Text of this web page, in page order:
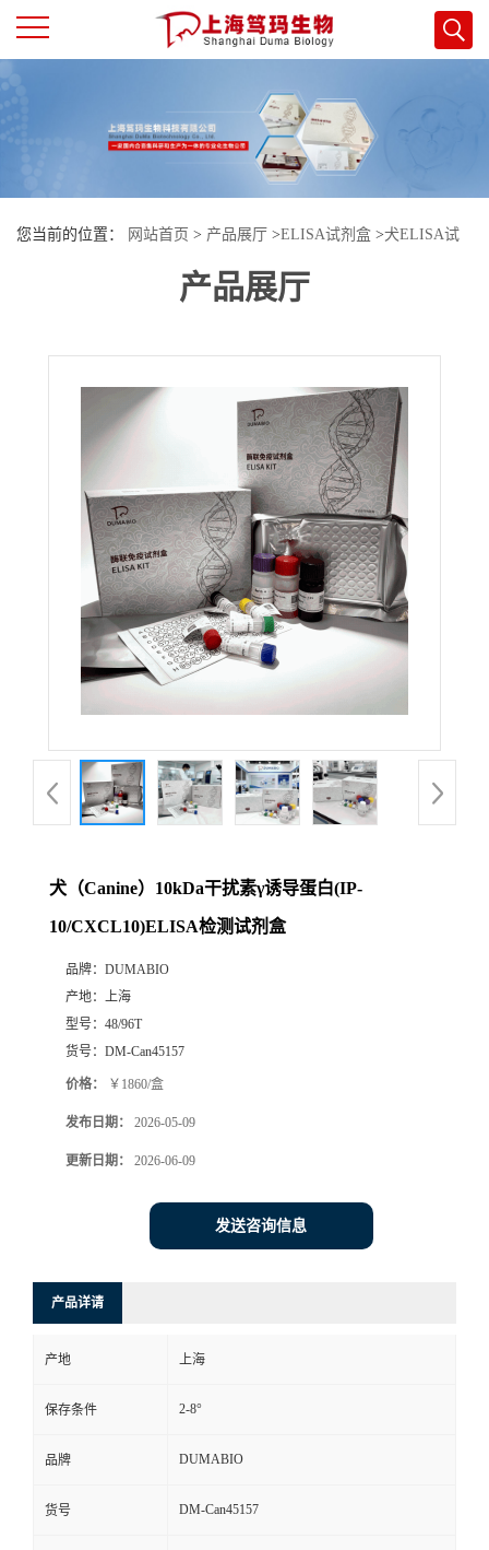
页
司
品
在
线
留
您当前的位置： 网站首页 > 产品展厅 >ELISA试剂盒 >犬ELISA试
犬（Canine）10kDa干扰素γ诱导蛋白(IP-10/CXCL10)ELISA检
产品展厅
犬（Canine）10kDa干扰素γ诱导蛋白(IP-
10/CXCL10)ELISA检测试剂盒
品牌： DUMABIO
产地： 上海
型号： 48/96T
货号： DM-Can45157
价格： ￥1860/盒
发布日期： 2026-05-09
更新日期： 2026-06-09
发送咨询信息
产品详请
产地 上海
保存条件 2-8°
品牌 DUMABIO
货号 DM-Can45157